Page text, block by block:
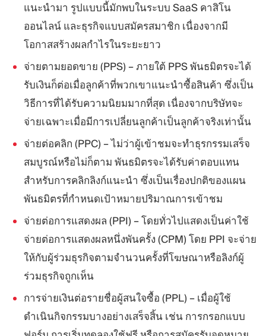
แนะนำมา รูปแบบนี้มักพบในระบบ SaaS คาสิโน
ออนไลน์ และธุรกิจแบบสมัครสมาชิก เนื่องจากมี
โอกาสสร้างผลกำไรในระยะยาว
จ่ายตามยอดขาย (PPS) – ภายใต้ PPS พันธมิตรจะได้
รับเงินก็ต่อเมื่อลูกค้าที่พวกเขาแนะนำซื้อสินค้า ซึ่งเป็น
วิธีการที่ได้รับความนิยมมากที่สุด เนื่องจากบริษัทจะ
จ่ายเฉพาะเมื่อมีการเปลี่ยนลูกค้าเป็นลูกค้าจริงเท่านั้น
จ่ายต่อคลิก (PPC) – ไม่ว่าผู้เข้าชมจะทำธุรกรรมเสร็จ
สมบูรณ์หรือไม่ก็ตาม พันธมิตรจะได้รับค่าตอบแทน
สำหรับการคลิกลิงก์แนะนำ ซึ่งเป็นเรื่องปกติของแผน
พันธมิตรที่กำหนดเป้าหมายปริมาณการเข้าชม
จ่ายต่อการแสดงผล (PPI) – โดยทั่วไปแสดงเป็นค่าใช้
จ่ายต่อการแสดงผลหนึ่งพันครั้ง (CPM) โดย PPI จะจ่าย
ให้กับผู้ร่วมธุรกิจตามจำนวนครั้งที่โฆษณาหรือลิงก์ผู้
ร่วมธุรกิจถูกเห็น
การจ่ายเงินต่อรายชื่อผู้สนใจซื้อ (PPL) – เมื่อผู้ใช้
ดำเนินกิจกรรมบางอย่างเสร็จสิ้น เช่น การกรอกแบบ